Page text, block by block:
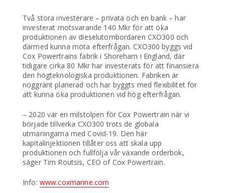
Två stora investerare – privata och en bank – har
investerat motsvarande 140 Mkr för att öka
produktionen av dieselutombordaren CXO300 och
därmed kunna möta efterfrågan. CXO300 byggs vid
Cox Powertrains fabrik i Shoreham i England, där
tidigare cirka 80 Mkr har investerats för att finansiera
den högteknologiska produktionen. Fabriken är
noggrant planerad och har byggts med flexibilitet för
att kunna öka produktionen vid hög efterfrågan.
– 2020 var en milstolpen för Cox Powertrain när vi
började tillverka CXO300 trots de globala
utmaningarna med Covid-19. Den här
kapitalinjektionen tillåter oss att skala upp
produktionen och fullfölja vår växande orderbok,
säger Tim Routsis, CEO of Cox Powertrain.
Info: www.coxmarine.com